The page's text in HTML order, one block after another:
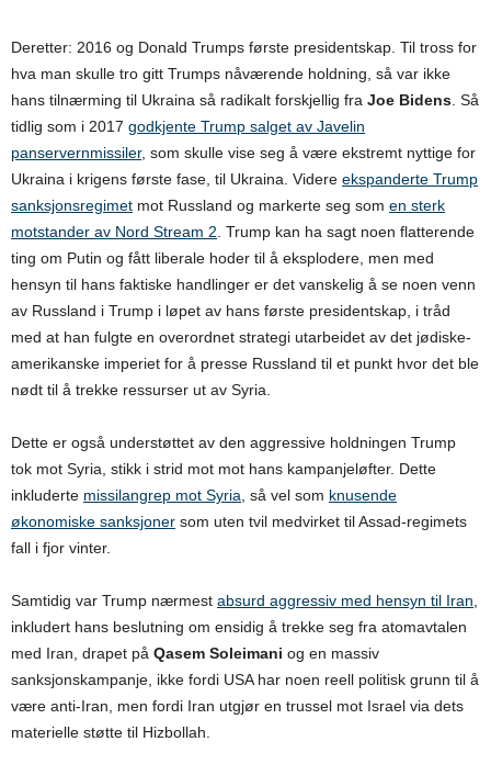
Deretter: 2016 og Donald Trumps første presidentskap. Til tross for
hva man skulle tro gitt Trumps nåværende holdning, så var ikke
hans tilnærming til Ukraina så radikalt forskjellig fra Joe Bidens. Så
tidlig som i 2017 godkjente Trump salget av Javelin
panservernmissiler, som skulle vise seg å være ekstremt nyttige for
Ukraina i krigens første fase, til Ukraina. Videre ekspanderte Trump
sanksjonsregimet mot Russland og markerte seg som en sterk
motstander av Nord Stream 2. Trump kan ha sagt noen flatterende
ting om Putin og fått liberale hoder til å eksplodere, men med
hensyn til hans faktiske handlinger er det vanskelig å se noen venn
av Russland i Trump i løpet av hans første presidentskap, i tråd
med at han fulgte en overordnet strategi utarbeidet av det jødiske-
amerikanske imperiet for å presse Russland til et punkt hvor det ble
nødt til å trekke ressurser ut av Syria.
Dette er også understøttet av den aggressive holdningen Trump
tok mot Syria, stikk i strid mot mot hans kampanjeløfter. Dette
inkluderte missilangrep mot Syria, så vel som knusende
økonomiske sanksjoner som uten tvil medvirket til Assad-regimets
fall i fjor vinter.
Samtidig var Trump nærmest absurd aggressiv med hensyn til Iran,
inkludert hans beslutning om ensidig å trekke seg fra atomavtalen
med Iran, drapet på Qasem Soleimani og en massiv
sanksjonskampanje, ikke fordi USA har noen reell politisk grunn til å
være anti-Iran, men fordi Iran utgjør en trussel mot Israel via dets
materielle støtte til Hizbollah.